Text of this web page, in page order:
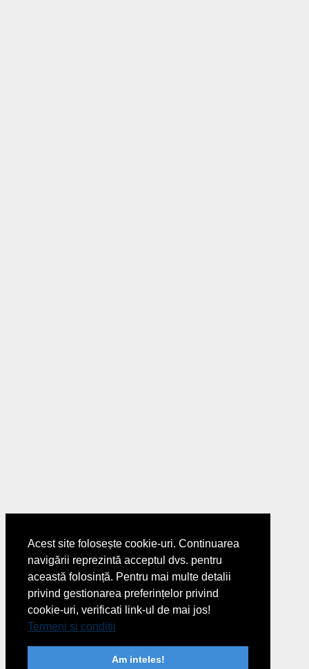
Acest site folosește cookie-uri. Continuarea
navigării reprezintă acceptul dvs. pentru
această folosință. Pentru mai multe detalii
privind gestionarea preferințelor privind
cookie-uri, verificati link-ul de mai jos!
Termeni si conditii
Am inteles!